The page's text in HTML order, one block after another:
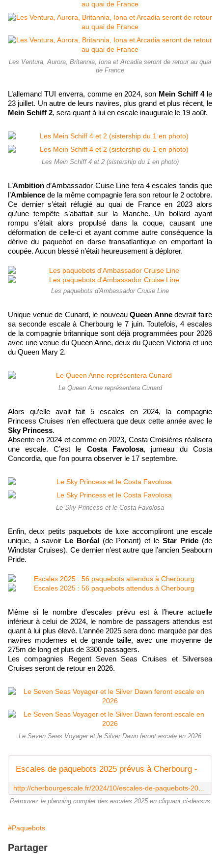
Les Ventura, Aurora, Britannia, Iona et Arcadia seront de retour au quai
de France
L’allemand TUI enverra, comme en 2024, son Mein Schiff 4 le
23 juillet. Un autre de leurs navires, plus grand et plus récent, le
Mein Schiff 2, sera quant à lui en escale inaugurale le 19 août.
Les Mein Schiff 4 et 2 (sistership du 1 en photo)
L’Ambition d’Ambassador Cuise Line fera 4 escales tandis que
l’Ambience de la même compagnie fera son retour le 2 octobre.
Ce dernier s’était réfugié au quai de France en 2023 alors
qu’une tempête s’abattait sur la Manche. Un bollard ayant
rompu s’était alors propulsé dans la coque, causant une
déformation de celle-ci et ayant comme autre conséquence la
dérive du paquebot en darse transatlantique en emportant la
coupée. Aucun blessé n’était heureusement à déplorer.
Les paquebots d'Ambassador Cruise Line
Unique venue de Cunard, le nouveauQueen Annedevrait faire
sa seconde escale à Cherbourg le 7 juin. Toutefois, 4 escales
de la compagnie britannique sont déjà programmées pour 2026
avec une venue du Queen Anne, deux du Queen Victoria et une
du Queen Mary 2.
Le Queen Anne représentera Cunard
Alors qu’elle avait fait 5 escales en 2024, la compagnie
Princess Cruises n’en effectuera que deux cette année avec le
Sky Princess.
Absente en 2024 et comme en 2023, Costa Croisières réalisera
une escale. C’est le Costa Favolosa, jumeau du Costa
Concordia, que l’on pourra observer le 17 septembre.
Le Sky Princess et le Costa Favolosa
Enfin, deux petits paquebots de luxe accompliront une escale
unique, à savoir
Le Boréal (de Ponant) et leStar Pride (de
Windstar Cruises). Ce dernier n’est autre que l’ancien Seabourn
Pride.
Même si le nombre d’escales prévu est à l’heure actuelle
inférieur à celui de 2024, le nombre de passagers attendus est
quant à lui plus élevé. L’année 2025 sera donc marquée par des
navires modernes et de grande taille, avec une moyenne de
275m de long et plus de 3300 passagers.
Les compagnies Regent Seven Seas Cruises et Silversea
Cruises seront de retour en 2026.
Le Seven Seas Voyager et le Silver Dawn feront escale en 2026
Escales de paquebots 2025 prévus à Cherbourg -
Retrouvez le planning complet des escales 2025 en cliquant ci-dessus
#Paquebots
Partager